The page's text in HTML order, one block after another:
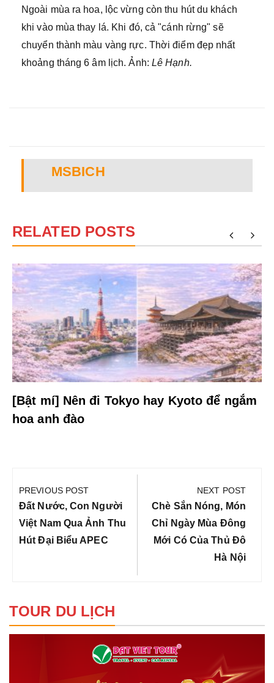
Ngoài mùa ra hoa, lộc vừng còn thu hút du khách
khi vào mùa thay lá. Khi đó, cả "cánh rừng" sẽ
chuyển thành màu vàng rực. Thời điểm đẹp nhất
khoảng tháng 6 âm lịch. Ảnh: Lê Hạnh.
MSBICH
RELATED POSTS
[Bật mí] Nên đi Tokyo hay Kyoto để ngắm
hoa anh đào
hướng
bài
viết
PREVIOUS POST
Previous
Post:
Đất Nước, Con Người
Việt Nam Qua Ảnh Thu
Hút Đại Biểu APEC
NEXT POST
Next
Post:
Chè Sắn Nóng, Món
Chỉ Ngày Mùa Đông
Mới Có Của Thủ Đô
Hà Nội
TOUR DU LỊCH